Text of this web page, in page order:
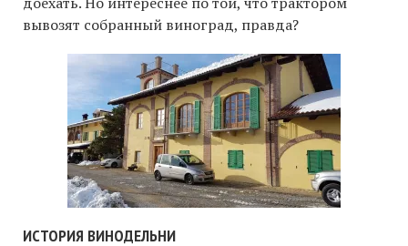
вывозят собранный виноград, правда?
ИСТОРИЯ ВИНОДЕЛЬНИ